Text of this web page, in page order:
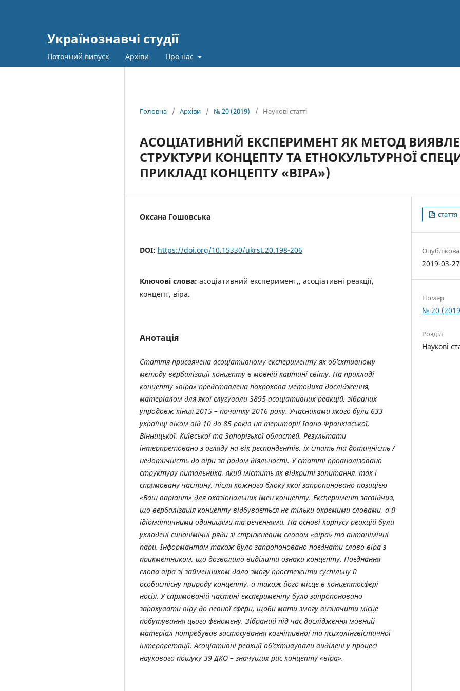
Українознавчі студії
Поточний випуск Архіви Про нас
Головна / Архіви / № 20 (2019) / Наукові статті
АСОЦІАТИВНИЙ ЕКСПЕРИМЕНТ ЯК МЕТОД
СТРУКТУРИ КОНЦЕПТУ ТА ЕТНОКУЛЬТУРНОЇ
ПРИКЛАДІ КОНЦЕПТУ «ВІРА»)
Оксана Гошовська
DOI: https://doi.org/10.15330/ukrst.20.198-206
Ключові слова: асоціативний експеримент,, асоціативні реакції,
концепт, віра.
Анотація
Стаття присвячена асоціативному експерименту як об’єктивному
методу вербалізації концепту в мовній картині світу. На прикладі
концепту «віра» представлена покрокова методика дослідження,
матеріалом для якої слугували 3895 асоціативних реакцій, зібраних
упродовж кінця 2015 – початку 2016 року. Учасниками якого були 633
українці віком від 10 до 85 років на територіїІвано-Франківської,
Вінницької, Київської та Запорізької областей. Результати
інтерпретовано з огляду на вік респондентів, їх стать та дотичність /
недотичність до віри за родом діяльності. У статті проаналізовано
структуру питальника, який містить як відкриті запитання, так і
спрямовану частину, після кожного блоку якої запропоновано позицією
«Ваш варіант» для оказіональних імен концепту. Експеримент засвідчив,
що вербалізація концепту відбувається не тільки окремими словами, а й
ідіоматичними одиницями та реченнями. На основі корпусу реакцій були
укладені синонімічні ряди зі стрижневим словом «віра» та антонімічні
пари. Інформантам також було запропоновано поєднати слово віра з
прикметником, що дозволило виділити ознаки концепту. Поєднання
слова віра зі займенником дало змогу простежити суспільну й
особистісну природу концепту, а також його місце в концептосфері
носія. У спрямованій частині експерименту було запропоновано
зарахувати віру до певної сфери, щоби мати змогу визначити місце
побутування цього феномену. Зібраний під час дослідження мовний
матеріал потребував застосування когнітивної та психолінгвістичної
інтерпретації. Асоціативні реакції об’єктивували виділені у процесі
наукового пошуку 39 ДКО – значущих рис концепту «віра».
стаття
2019-03-27
Номер
№ 20
Розділ
Наукові